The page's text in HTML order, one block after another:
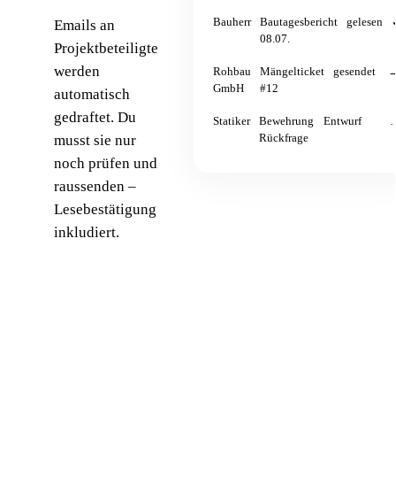
Emails an
Projektbeteiligte
werden
automatisch
gedraftet. Du
musst sie nur
noch prüfen und
raussenden –
Lesebestätigung
inkludiert.
Bauherr
Bautagesbericht
08.07.
gelesen
Rohbau
GmbH
Mängelticket
#12
gesendet
Statiker
Bewehrung
Rückfrage
Entwurf